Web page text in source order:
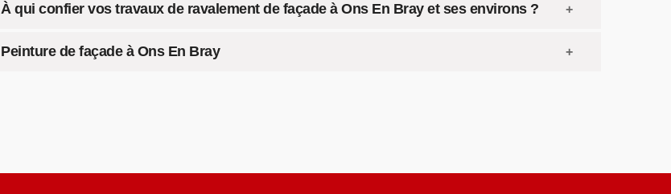
À qui confier vos travaux de ravalement de façade à Ons En Bray et ses environs ?
Peinture de façade à Ons En Bray